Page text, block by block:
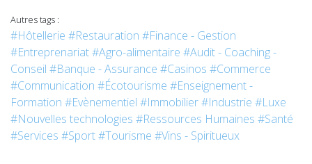
Autres tags :
#Hôtellerie #Restauration #Finance - Gestion
#Entreprenariat#Agro-alimentaire #Audit - Coaching -
Conseil #Banque - Assurance #Casinos #Commerce
#Communication #Écotourisme #Enseignement -
Formation #Evènementiel #Immobilier#Industrie #Luxe
#Nouvelles technologies #Ressources Humaines #Santé
#Services #Sport#Tourisme #Vins - Spiritueux